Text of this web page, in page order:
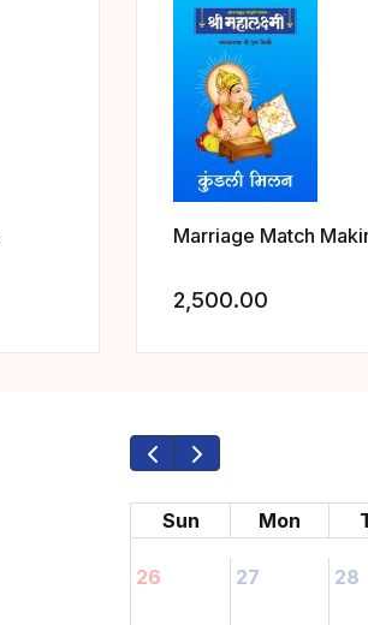
Add to wishlist
Marriage Match
2,500.00
Sun Mon
26 27 28